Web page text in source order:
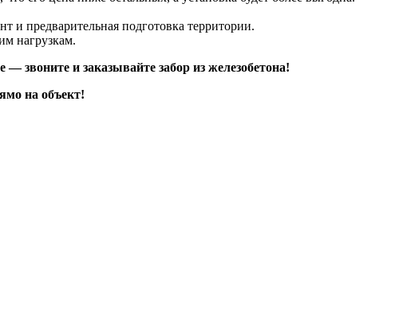
и предварительная подготовка территории.
нагрузкам.
звоните и заказывайте забор из железобетона!
на объект!